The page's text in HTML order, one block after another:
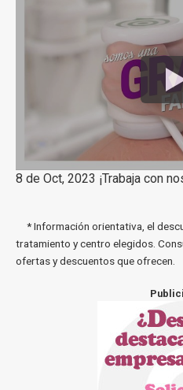
8 de Oct, 2023 ¡Trabaja con
* Información orientativa, el
tratamiento y centro elegidos.
ofertas y descuentos que ofrecen.